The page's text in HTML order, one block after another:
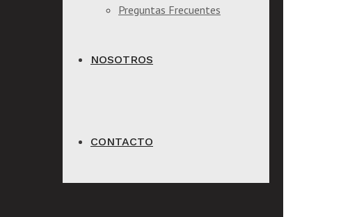
Preguntas Frecuentes
NOSOTROS
CONTACTO